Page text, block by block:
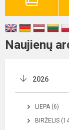
Naujienų
2026
LIEPA (6)
BIRŽELIS